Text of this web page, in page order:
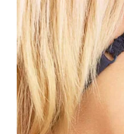
LISTRIK
WAHANA
TRAVEL
WAHANA
TV